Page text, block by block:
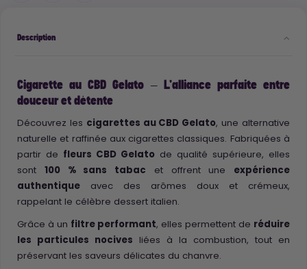
Description
Cigarette au CBD Gelato – L'alliance parfaite entre
douceur et détente
Découvrez les cigarettes au CBD Gelato, une alternative
naturelle et raffinée aux cigarettes classiques. Fabriquées à
partir de fleurs CBD Gelato de qualité supérieure, elles
sont 100 % sans tabac et offrent une expérience
authentique avec des arômes doux et crémeux,
rappelant le célèbre dessert italien.
Grâce à un filtre performant, elles permettent de réduire
les particules nocives liées à la combustion, tout en
préservant les saveurs délicates du chanvre.